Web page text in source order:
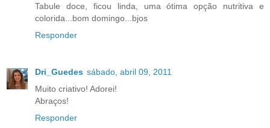
Tabule doce, ficou linda, uma ótima opção nutritiva e
colorida...bom domingo...bjos
Responder
Dri_Guedes sábado, abril 09, 2011
Muito criativo! Adorei!
Abraços!
Responder